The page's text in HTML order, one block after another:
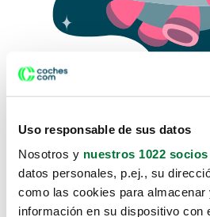
Uso responsable de sus datos
Nosotros y nuestros 1022 socios
datos personales, p.ej., su
como las cookies para almacenar
información en su dispositivo con
Lo sentimos, no